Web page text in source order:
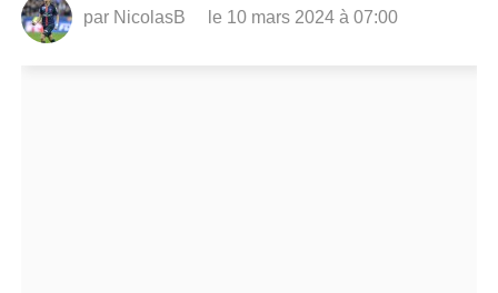
par NicolasB le 10 mars 2024 à 07:00